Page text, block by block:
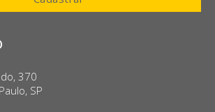
370
SP